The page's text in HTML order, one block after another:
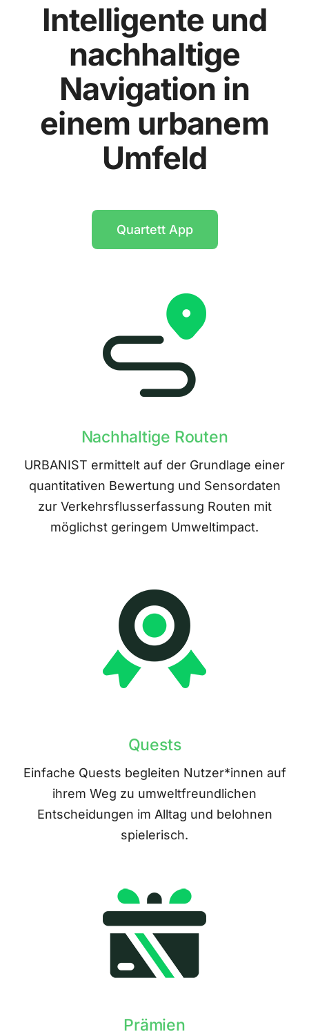
Intelligente und
nachhaltige
Navigation in
einem urbanem
Umfeld
Quartett App
Nachhaltige Routen
URBANIST ermittelt auf der Grundlage einer
quantitativen Bewertung und Sensordaten
zur Verkehrsflusserfassung Routen mit
möglichst geringem Umweltimpact.
Quests
Einfache Quests begleiten Nutzer*innen auf
ihrem Weg zu umweltfreundlichen
Entscheidungen im Alltag und belohnen
spielerisch.
Prämien